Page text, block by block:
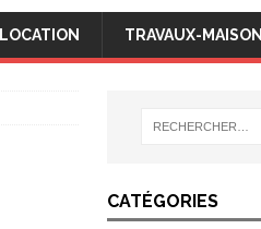
LOCATION TRAVAUX-MAISON
CATÉGORIES